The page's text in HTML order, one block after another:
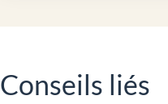
Conseils liés